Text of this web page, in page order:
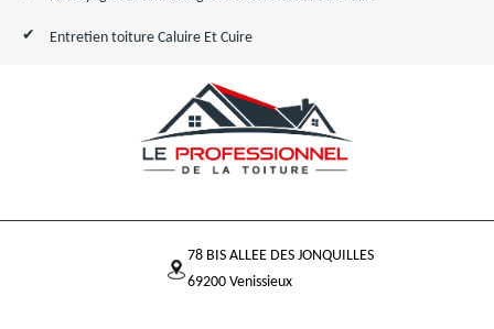
Entretien toiture Caluire Et Cuire
78 BIS ALLEE DES JONQUILLES
69200 Venissieux